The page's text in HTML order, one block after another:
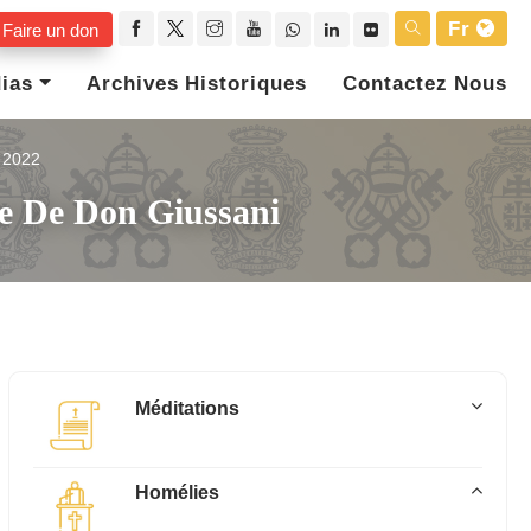
Faire un don
Fr
Archives Historiques Contactez Nous
2022
De Don Giussani
Méditations
Homélies